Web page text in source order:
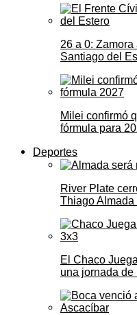
26 a 0:
Santiago del
Milei confirmó
fórmula para
Deportes
River Plate
Thiago Almada
El Chaco
una jornada de